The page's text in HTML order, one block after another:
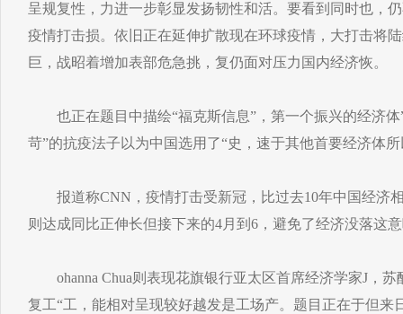
呈规复性，力进一步彰显发扬韧性和活。要看到同时也，
疫情打击损。依旧正在延伸扩散现在环球疫情，大打击将
巨，战昭着增加表部危急挑，复仍面对压力国内经济恢。
也正在题目中描绘“福克斯信息”，第一个振兴的经济体
苛”的抗疫法子以为中国选用了“史，速于其他首要经济体
报道称CNN，疫情打击受新冠，比过去10年中国经济
则达成同比正伸长但接下来的4月到6，避免了经济没落这
ohanna Chua则表现花旗银行亚太区首席经济学家J，苏
复工“工，能相对呈现较好越发是工场产。题目正在于但来